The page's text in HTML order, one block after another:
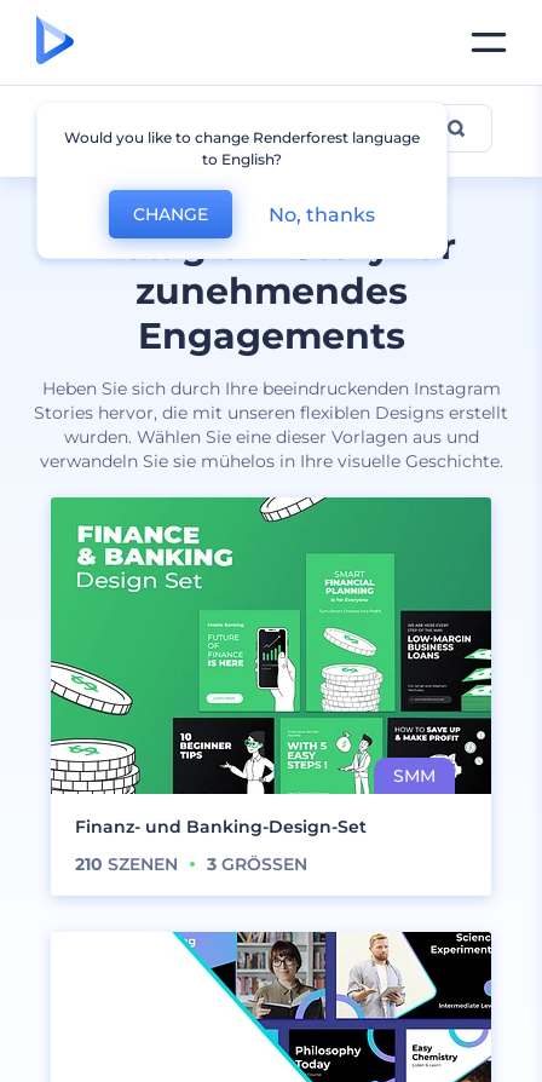
Instagram Story für
zunehmendes
Engagements
Heben Sie sich durch Ihre beeindruckenden Instagram
Stories hervor, die mit unseren flexiblen Designs erstellt
wurden. Wählen Sie eine dieser Vorlagen aus und
verwandeln Sie sie mühelos in Ihre visuelle Geschichte.
Instagram Story
Finanz- und Banking-Design-Set
210 SZENEN 3 GRÖSSEN
Would you like to change Renderforest language
to English?
CHANGE No, thanks